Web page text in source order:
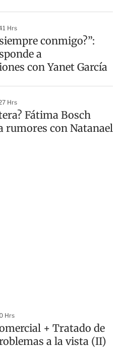
Hrs
conmigo?”:
a
con Yanet García
Hrs
Fátima Bosch
rumores con Natanael
Hrs
+ Tratado de
a la vista (II)